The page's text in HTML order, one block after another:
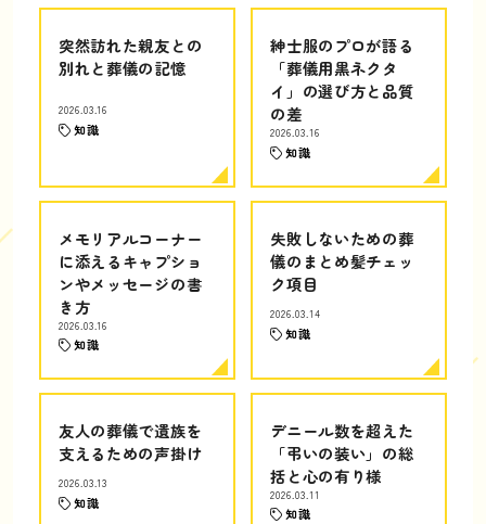
突然訪れた親友との
別れと葬儀の記憶
2026.03.16
知識
紳士服のプロが語る
「葬儀用黒ネクタ
イ」の選び方と品質
の差
2026.03.16
知識
メモリアルコーナー
に添えるキャプショ
ンやメッセージの書
き方
2026.03.16
知識
失敗しないための葬
儀のまとめ髪チェッ
ク項目
2026.03.14
知識
友人の葬儀で遺族を
支えるための声掛け
2026.03.13
知識
デニール数を超えた
「弔いの装い」の総
括と心の有り様
2026.03.11
知識